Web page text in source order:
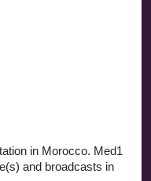
in Morocco. Med1
and broadcasts in